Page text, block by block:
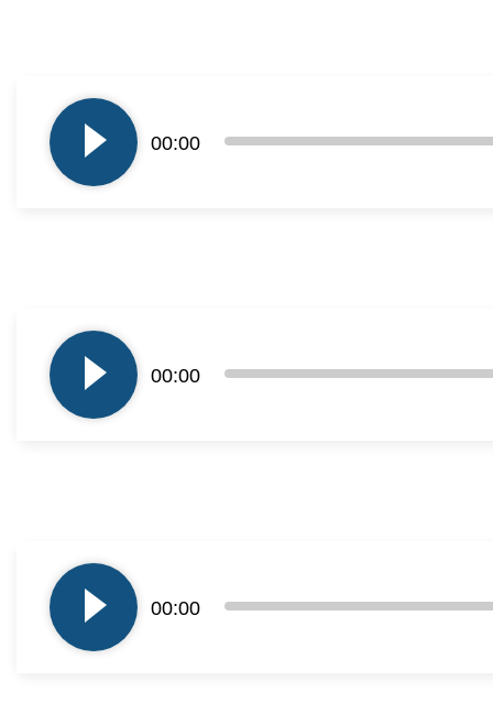
plików
dźwiękowych
00:00
plików
dźwiękowych
00:00
plików
dźwiękowych
00:00